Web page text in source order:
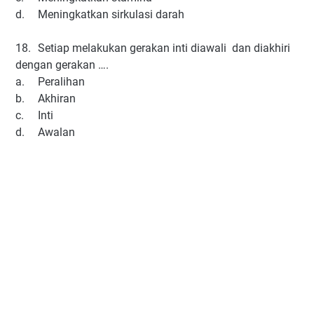
d.
Meningkatkan sirkulasi darah
18. Setiap melakukan gerakan inti diawali dan diakhiri
dengan gerakan ….
a.
Peralihan
b.
Akhiran
c.
Inti
d.
Awalan